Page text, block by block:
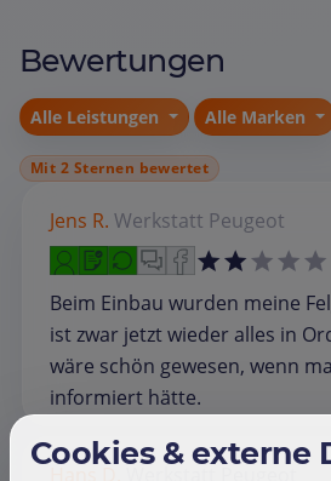
Bewertungen
Alle Leistungen Alle Marken
Mit 2 Sternen bewertet
Jens R. Werkstatt Peugeot
Beim Einbau wurden meine
ist zwar jetzt wieder alles in
wäre schön gewesen, wenn
informiert hätte.
Cookies & externe